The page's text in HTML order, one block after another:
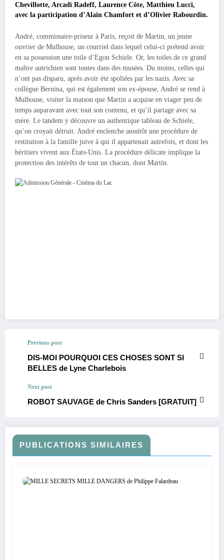
Chevillotte, Arcadi Radeff, Laurence Côte, Matthieu Lucci,
avec la participation d’Alain Chamfort et d’Olivier Rabourdin.
André, commissaire-priseur à Paris, reçoit de Martin, un jeune
ouvrier de Mulhouse, un courriel dans lequel celui-ci prétend avoir
en sa possession une toile d’Egon Schiele. Or, les toiles de ce grand
maître autrichien sont toutes dans des musées. Du moins, celles qui
n’ont pas disparu, après avoir été spoliées par les nazis. Avec sa
collègue Bernina, qui est également son ex-épouse, André se rend à
Mulhouse, visiter la maison que Martin a acquise en viager peu de
temps auparavant avec tout son contenu, et qu’il partage avec sa
mère. Le tandem y découvre un authentique tableau de Schiele,
qu’on croyait détruit. André enclenche aussitôt une procédure de
restitution à la famille juive à qui il appartenait autrefois, et dont les
héritiers vivent aux États-Unis. La procédure délicate implique la
protection des intérêts de tout un chacun, dont Martin.
Previous post
DIS-MOI POURQUOI CES CHOSES SONT SI
BELLES de Lyne Charlebois
Next post
ROBOT SAUVAGE de Chris Sanders [GRATUIT]
PUBLICATIONS SIMILAIRES